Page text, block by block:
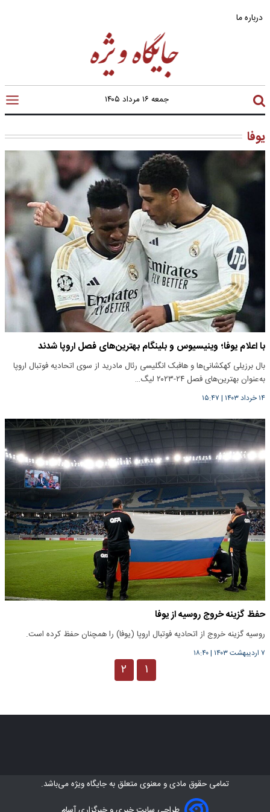
درباره ما
جمعه ۱۶ مرداد ۱۴۰۵
یوفا
با اعلام یوفا؛ وینیسیوس و بلینگام بهترین‌های فصل اروپا شدند
بال برزیلی کهکشانی‌ها و هافبک انگلیسی رئال مادرید از سوی اتحادیه فوتبال اروپا
به‌عنوان بهترین‌های فصل ۲۴-۲۰۲۳ لیگ…
۱۴ خرداد ۱۴۰۳ | ۱۵:۴۷
حفظ گزینه خروج روسیه از یوفا
روسیه گزینه خروج از اتحادیه فوتبال اروپا (یوفا) را همچنان حفظ کرده است.
۷ اردیبهشت ۱۴۰۳ |۱۸:۴۰
۱ ۲
تمامی حقوق مادی و معنوی متعلق بهجایگاه ویژهمی‌باشد.